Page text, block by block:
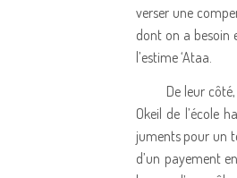
verser une
dont on a besoin
l’estime ‘Ataa.
De leur
Okeil de l’école
juments pour un
d’un payement